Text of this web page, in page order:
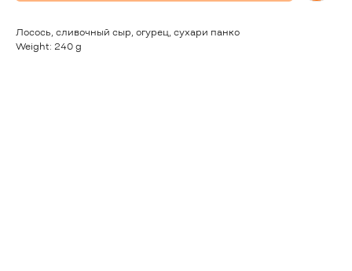
Лосось, сливочный сыр, огурец, сухари панко
Weight: 240 g